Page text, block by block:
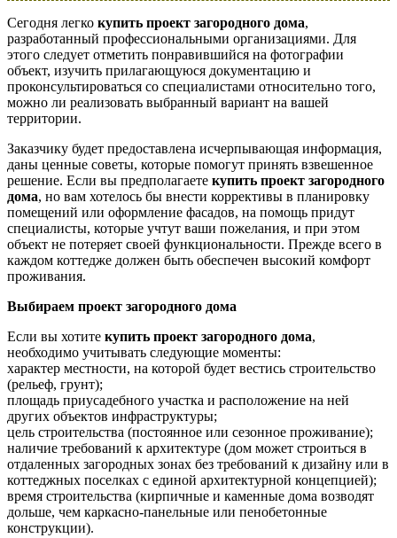
Сегодня легко купить проект загородного дома,
разработанный профессиональными организациями. Для
этого следует отметить понравившийся на фотографии
объект, изучить прилагающуюся документацию и
проконсультироваться со специалистами относительно того,
можно ли реализовать выбранный вариант на вашей
территории.
Заказчику будет предоставлена исчерпывающая информация,
даны ценные советы, которые помогут принять взвешенное
решение. Если вы предполагаете купить проект загородного
дома, но вам хотелось бы внести коррективы в планировку
помещений или оформление фасадов, на помощь придут
специалисты, которые учтут ваши пожелания, и при этом
объект не потеряет своей функциональности. Прежде всего в
каждом коттедже должен быть обеспечен высокий комфорт
проживания.
Выбираем проект загородного дома
Если вы хотите купить проект загородного дома,
необходимо учитывать следующие моменты:
характер местности, на которой будет вестись строительство
(рельеф, грунт);
площадь приусадебного участка и расположение на ней
других объектов инфраструктуры;
цель строительства (постоянное или сезонное проживание);
наличие требований к архитектуре (дом может строиться в
отдаленных загородных зонах без требований к дизайну или в
коттеджных поселках с единой архитектурной концепцией);
время строительства (кирпичные и каменные дома возводят
дольше, чем каркасно-панельные или пенобетонные
конструкции).